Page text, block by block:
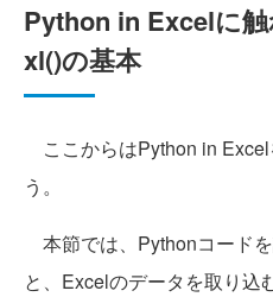
Python in Excelに
xl()の基本
ここからはPython in
う。
本節では、Pythonコード
と、Excelのデータを取り込